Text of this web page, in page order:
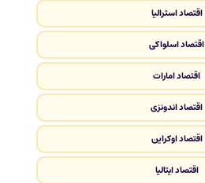
اقتصاد استرالیا
اقتصاد اسلواکی
اقتصاد امارات
اقتصاد اندونزی
اقتصاد اوکراین
اقتصاد ایتالیا